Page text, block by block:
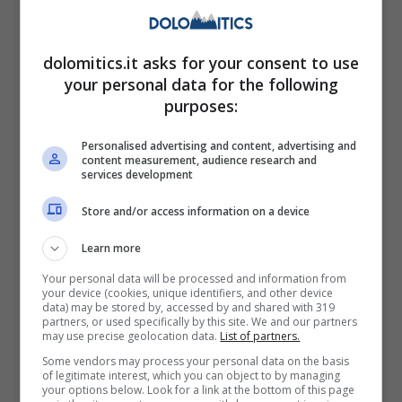
Scadenza fiscale: chi sono i contribuenti che dovranno
versare la rata – dolomitics.it
Chi non adempie rischia seri problemi con il
Fisco. La mancata liquidazione della rata
porta infatti alla
decadenza della
rottamazione,annullando così i benefici
dolomitics.it asks for your consent to use
your personal data for the following
purposes:
Personalised advertising and content, advertising and
content measurement, audience research and
services development
Store and/or access information on a device
Learn more
Your personal data will be processed and information from
your device (cookies, unique identifiers, and other device
data) may be stored by, accessed by and shared with 319
partners, or used specifically by this site. We and our partners
may use precise geolocation data. List of partners.
Some vendors may process your personal data on the basis
of legitimate interest, which you can object to by managing
your options below. Look for a link at the bottom of this page